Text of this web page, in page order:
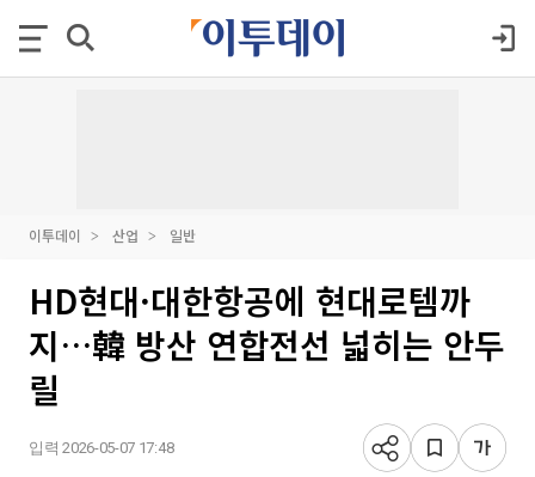
이투데이 산업 일반
HD현대·대한항공에 현대로템까
지…韓 방산 연합전선 넓히는 안두
릴
입력 2026-05-07 17:48